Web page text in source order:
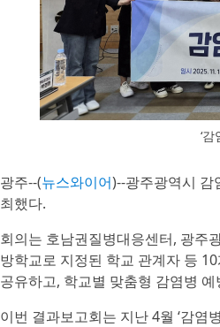
‘
광주--(뉴스와이어)--광주광역시 감
최했다.
회의는 호남권질병대응센터, 광주
방학교로 지정된 학교 관계자 등
공유하고, 학교별 맞춤형 감염병
이번 결과보고회는 지난 4월 ‘감염